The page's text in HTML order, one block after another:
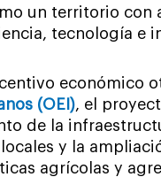
un territorio con
tecnología e
económico
(OEI), el
de la
y la
agrícolas y